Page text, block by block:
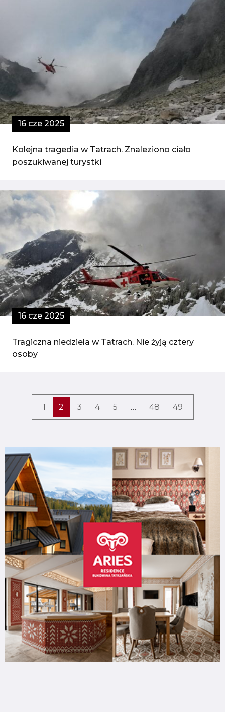
16 cze 2025
Kolejna tragedia w Tatrach. Znaleziono ciało
poszukiwanej turystki
16 cze 2025
Tragiczna niedziela w Tatrach. Nie żyją cztery
osoby
1 2 3 4 5 … 48 49